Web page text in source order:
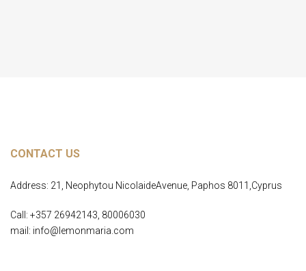
CONTACT US
Address: 21, Neophytou NicolaideAvenue, Paphos 8011,Cyprus
Call: +357 26942143, 80006030
mail: info@lemonmaria.com